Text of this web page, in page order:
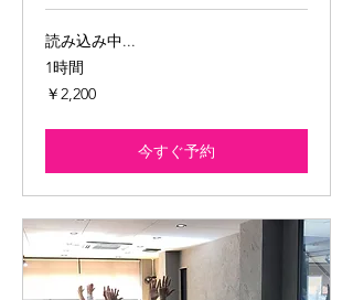
読み込み中...
1時間
2,200
円
￥2,200
今すぐ予約